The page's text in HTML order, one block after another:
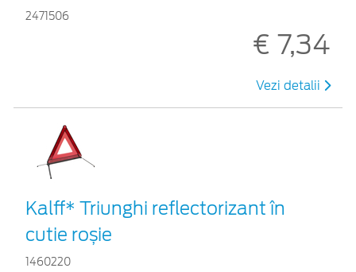
2471506
€ 7,34
Vezi detalii
Kalff* Triunghi reflectorizant în
cutie roșie
1460220